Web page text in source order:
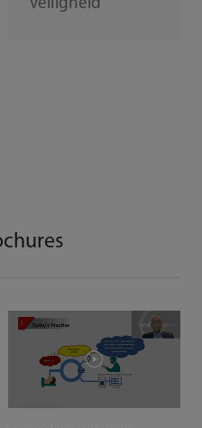
veiligheid